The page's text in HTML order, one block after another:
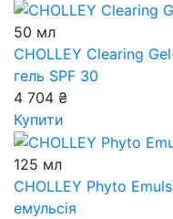
50 мл
CHOLLEY Clearing
гель SPF 30
4 704 ₴
Купити
125 мл
CHOLLEY Phyto
емульсія